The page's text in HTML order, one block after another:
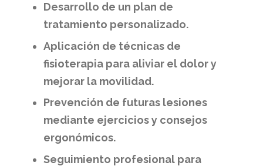
Desarrollo de un plan de
tratamiento personalizado.
Aplicación de técnicas de
fisioterapia para aliviar el dolor y
mejorar la movilidad.
Prevención de futuras lesiones
mediante ejercicios y consejos
ergonómicos.
Seguimiento profesional para